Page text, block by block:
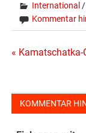
International /
Kommentar
« Kamatschatka-
KOMMENTAR